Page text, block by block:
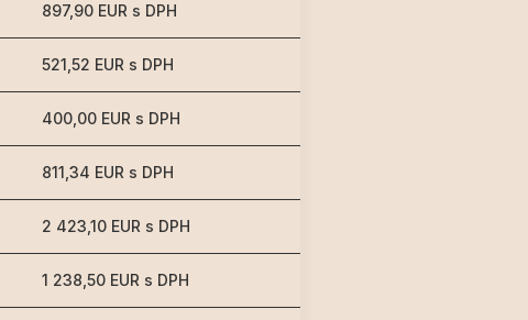
897,90 EUR s DPH
521,52 EUR s DPH
400,00 EUR s DPH
811,34 EUR s DPH
2 423,10 EUR s DPH
1 238,50 EUR s DPH